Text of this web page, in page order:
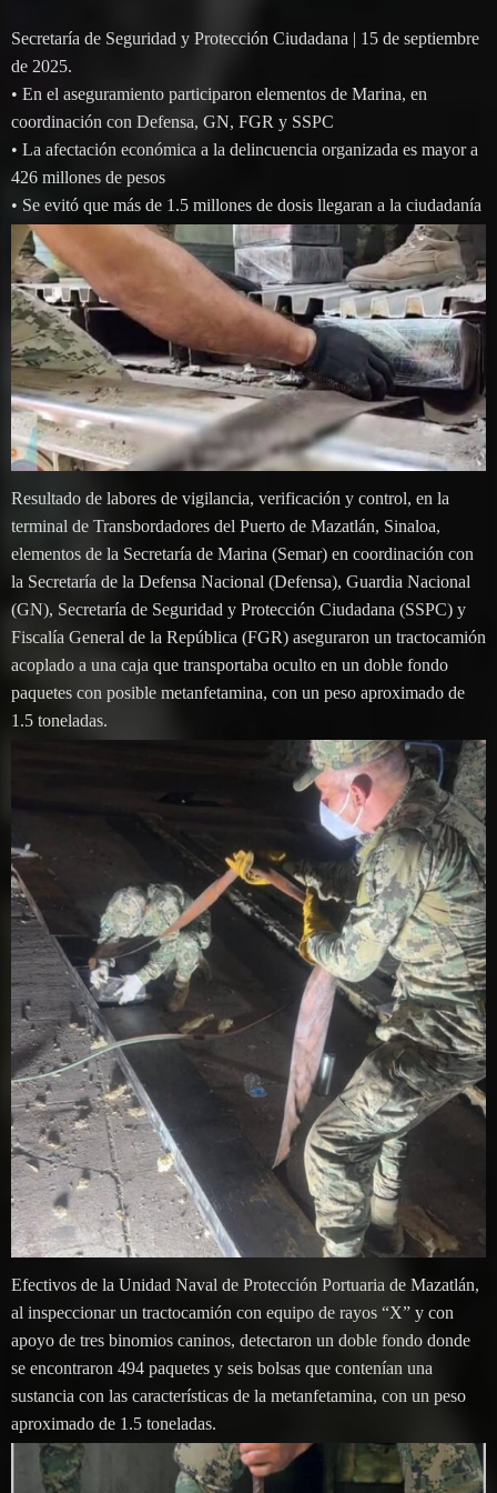
Secretaría de Seguridad y Protección Ciudadana | 15 de septiembre
de 2025.
• En el aseguramiento participaron elementos de Marina, en
coordinación con Defensa, GN, FGR y SSPC
• La afectación económica a la delincuencia organizada es mayor a
426 millones de pesos
• Se evitó que más de 1.5 millones de dosis llegaran a la ciudadanía
Resultado de labores de vigilancia, verificación y control, en la
terminal de Transbordadores del Puerto de Mazatlán, Sinaloa,
elementos de la Secretaría de Marina (Semar) en coordinación con
la Secretaría de la Defensa Nacional (Defensa), Guardia Nacional
(GN), Secretaría de Seguridad y Protección Ciudadana (SSPC) y
Fiscalía General de la República (FGR) aseguraron un tractocamión
acoplado a una caja que transportaba oculto en un doble fondo
paquetes con posible metanfetamina, con un peso aproximado de
1.5 toneladas.
Efectivos de la Unidad Naval de Protección Portuaria de Mazatlán,
al inspeccionar un tractocamión con equipo de rayos “X” y con
apoyo de tres binomios caninos, detectaron un doble fondo donde
se encontraron 494 paquetes y seis bolsas que contenían una
sustancia con las características de la metanfetamina, con un peso
aproximado de 1.5 toneladas.